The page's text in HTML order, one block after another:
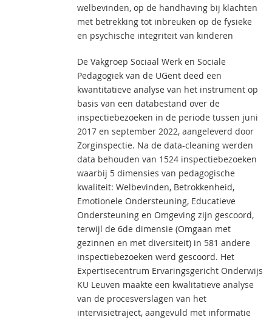
welbevinden, op de handhaving bij klachten
met betrekking tot inbreuken op de fysieke
en psychische integriteit van kinderen
De Vakgroep Sociaal Werk en Sociale
Pedagogiek van de UGent deed een
kwantitatieve analyse van het instrument op
basis van een databestand over de
inspectiebezoeken in de periode tussen juni
2017 en september 2022, aangeleverd door
Zorginspectie. Na de data-cleaning werden
data behouden van 1524 inspectiebezoeken
waarbij 5 dimensies van pedagogische
kwaliteit: Welbevinden, Betrokkenheid,
Emotionele Ondersteuning, Educatieve
Ondersteuning en Omgeving zijn gescoord,
terwijl de 6de dimensie (Omgaan met
gezinnen en met diversiteit) in 581 andere
inspectiebezoeken werd gescoord. Het
Expertisecentrum Ervaringsgericht Onderwijs
KU Leuven maakte een kwalitatieve analyse
van de procesverslagen van het
intervisietraject, aangevuld met informatie